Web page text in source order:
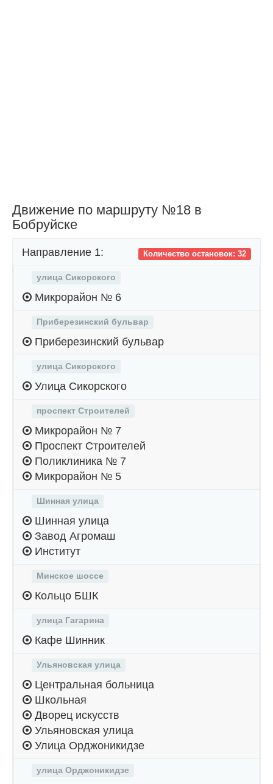
Движение по маршруту №18 в
Бобруйске
Количество остановок: 32
Направление 1:
улица Сикорского
Микрорайон № 6
Приберезинский бульвар
Приберезинский бульвар
улица Сикорского
Улица Сикорского
проспект Строителей
Микрорайон № 7
Проспект Строителей
Поликлиника № 7
Микрорайон № 5
Шинная улица
Шинная улица
Завод Агромаш
Институт
Минское шоссе
Кольцо БШК
улица Гагарина
Кафе Шинник
Ульяновская улица
Центральная больница
Школьная
Дворец искусств
Ульяновская улица
Улица Орджоникидзе
улица Орджоникидзе